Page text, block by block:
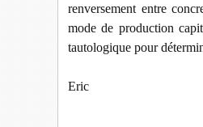
renversement entre
mode de production
tautologique pour
Eric